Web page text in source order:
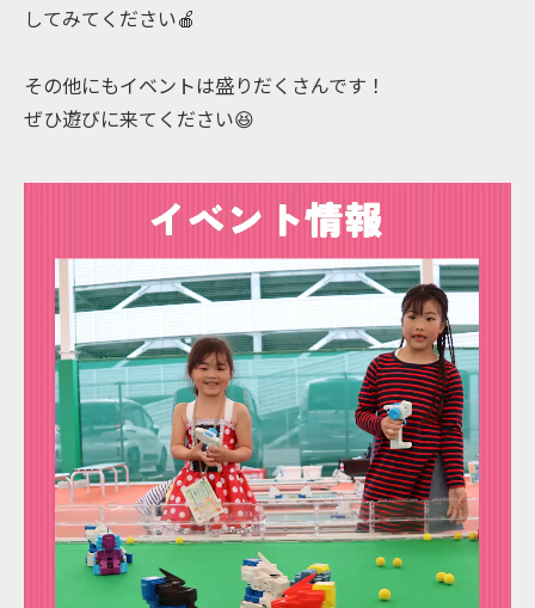
してみてください🍎
その他にもイベントは盛りだくさんです！
ぜひ遊びに来てください😆